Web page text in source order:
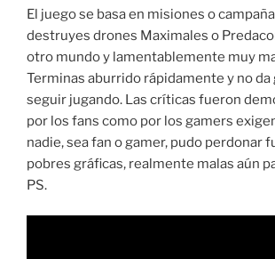
El juego se basa en misiones o
destruyes drones Maximales o
otro mundo y lamentablemente muy
Terminas aburrido rápidamente y no da
seguir jugando. Las críticas fueron
por los fans como por los gamers
nadie, sea fan o gamer, pudo perdonar
pobres gráficas, realmente malas aún
PS.